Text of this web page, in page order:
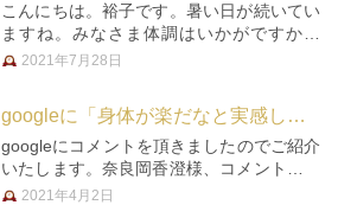
こんにちは。裕子です。暑い日が続いてい
ますね。みなさま体調はいかがですか？
さて、２０２１年７月５日、クチコミサイ
ます。 当院からのお返事です。…
2021年7月28日
googleに「身体が楽だなと実感します」とコメントを頂きました★★★★
googleにコメントを頂きましたのでご紹介
いたします。奈良岡香澄様、コメントをあ
りがとうございました！ ・・・・・・・
2021年4月2日